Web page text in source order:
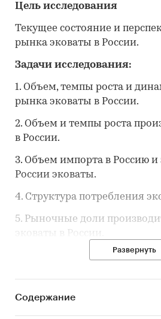
Цель исследования
Текущее состояние и
рынка эковаты в России.
Задачи исследования:
1. Объем, темпы роста и
рынка эковаты в России.
2. Объем и темпы роста
в России.
3. Объем импорта в Россию и
России эковаты.
4. Структура потребления
5. Рыночные доли
эковаты в России.
6. Конкурентная ситуация
7. Основные события,
Развернуть
Содержание